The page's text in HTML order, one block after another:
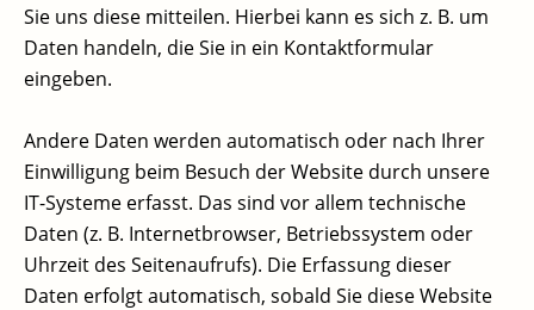
Sie uns diese mitteilen. Hierbei kann es sich z. B. um
Daten handeln, die Sie in ein Kontaktformular
eingeben.
Andere Daten werden automatisch oder nach Ihrer
Einwilligung beim Besuch der Website durch unsere
IT-Systeme erfasst. Das sind vor allem technische
Daten (z. B. Internetbrowser, Betriebssystem oder
Uhrzeit des Seitenaufrufs). Die Erfassung dieser
Daten erfolgt automatisch, sobald Sie diese Website